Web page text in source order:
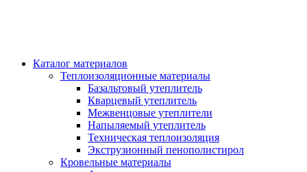
Каталог материалов
Теплоизоляционные материалы
Базальтовый утеплитель
Кварцевый утеплитель
Межвенцовые утеплители
Напыляемый утеплитель
Техническая теплоизоляция
Экструзионный пенополистирол
Кровельные материалы